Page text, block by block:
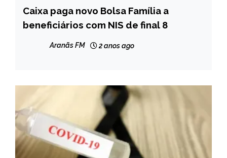
BRASIL
NOTÍCIAS
Caixa paga novo Bolsa Família a
beneficiários com NIS de final 8
Aranãs FM 2 anos ago